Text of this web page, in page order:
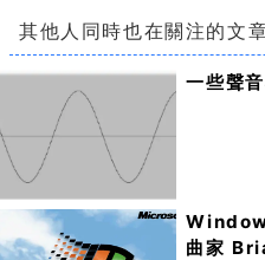
其他人同時也在關注的文章
一些聲
曲家